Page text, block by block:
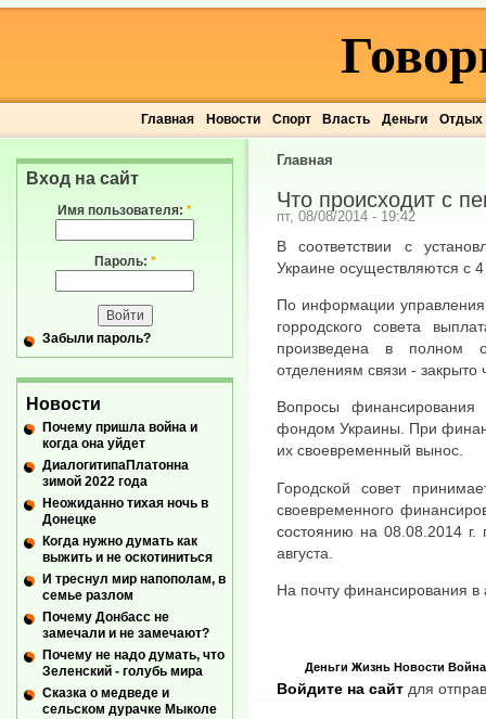
Главная Новости Спорт Власть Деньги Отдых
Главная
Что происходит с
пт, 08/08/2014 - 19:42
В соответствии с
Украине осуществляются с
По информации управления
горродского совета
произведена в полном
отделениям связи - закрыто
Вопросы финансирования
фондом Украины. При
их своевременный вынос.
Городской совет
своевременного
состоянию на 08.08.2014
августа.
На почту финансирования в
Деньги Жизнь Новости Война
Войдите на сайт для
Вход на сайт
Имя пользователя: *
Пароль: *
Забыли пароль?
Новости
Почему пришла война и
когда она уйдет
ДиалогитипаПлатонна
зимой 2022 года
Неожиданно тихая ночь в
Донецке
Когда нужно думать как
выжить и не оскотиниться
И треснул мир напополам, в
семье разлом
Почему Донбасс не
замечали и не замечают?
Почему не надо думать, что
Зеленский - голубь мира
Сказка о медведе и
сельском дурачке Мыколе